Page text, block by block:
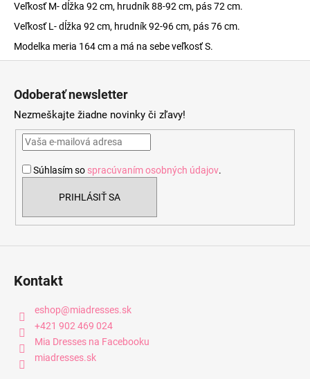
Veľkosť M- dĺžka 92 cm, hrudník 88-92 cm, pás 72 cm.
Veľkosť L- dĺžka 92 cm, hrudník 92-96 cm, pás 76 cm.
Modelka meria 164 cm a má na sebe veľkosť S.
Odoberať newsletter
Nezmeškajte žiadne novinky či zľavy!
Súhlasím so spracúvaním osobných údajov.
PRIHLÁSIŤ SA
Kontakt
eshop@miadresses.sk
+421 902 469 024
Mia Dresses na Facebooku
miadresses.sk